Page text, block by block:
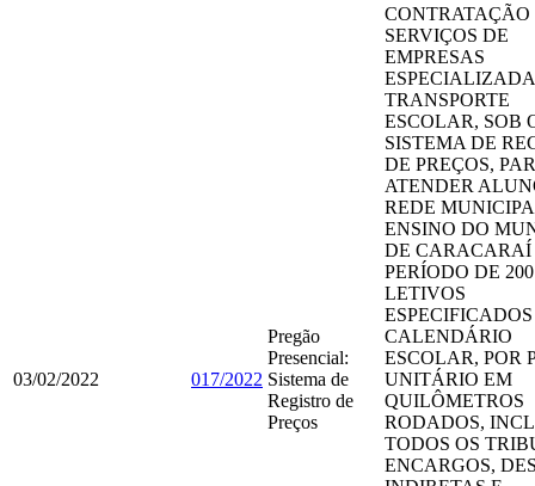
03/02/2022 017/2022
Pregão
Presencial:
Sistema de
Registro de
Preços
CONTRATAÇÃO
SERVIÇOS DE
EMPRESAS
TRANSPORTE
ESCOLAR, SOB
SISTEMA DE
DE PREÇOS,
ATENDER
REDE
ENSINO DO
DE CARACARAÍ
PERÍODO DE
LETIVOS
CALENDÁRIO
ESCOLAR, POR
UNITÁRIO EM
QUILÔMETROS
RODADOS,
TODOS OS
ENCARGOS,